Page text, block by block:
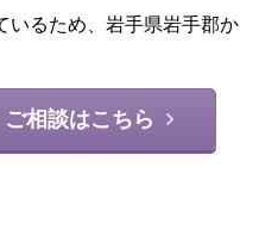
いるため、岩手県岩手郡か
相談はこちら